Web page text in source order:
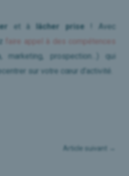
et à lâcher prise ! Avec
faire appel à des compétences
marketing, prospection…) qui
sur votre cœur d’activité.
Article suivant